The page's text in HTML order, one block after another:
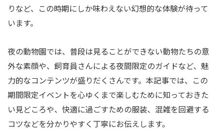
りなど、この時期にしか味わえない幻想的な体験が待って
います。
夜の動物園では、普段は見ることができない動物たちの意
外な素顔や、飼育員さんによる夜間限定のガイドなど、魅
力的なコンテンツが盛りだくさんです。本記事では、この
期間限定イベントを心ゆくまで楽しむために知っておきた
い見どころや、快適に過ごすための服装、混雑を回避する
コツなどを分かりやすく丁寧にお伝えします。